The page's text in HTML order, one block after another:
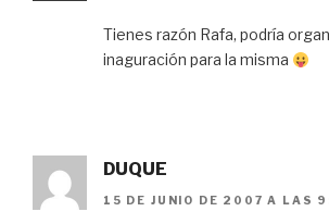
Tienes razón Rafa, podría
inaguración para la misma
DUQUE
15 DE JUNIO DE 2007 A LAS